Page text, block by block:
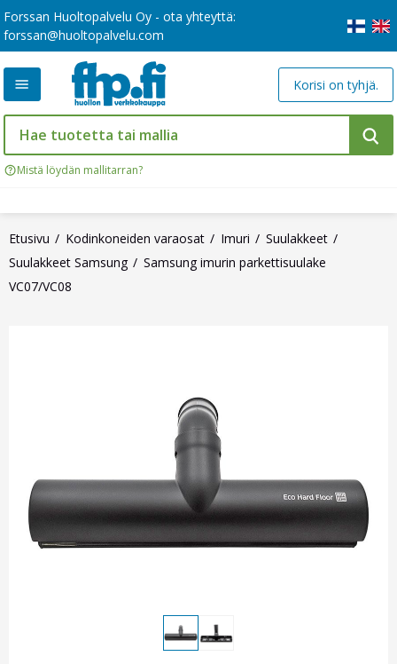
Forssan Huoltopalvelu Oy - ota yhteyttä:
forssan@huoltopalvelu.com
Mistä löydän mallitarran?
Korisi on tyhjä.
Etusivu Kodinkoneiden varaosat Imuri
Suulakkeet
Suulakkeet Samsung
Samsung imurin parkettisuulake
VC07/VC08